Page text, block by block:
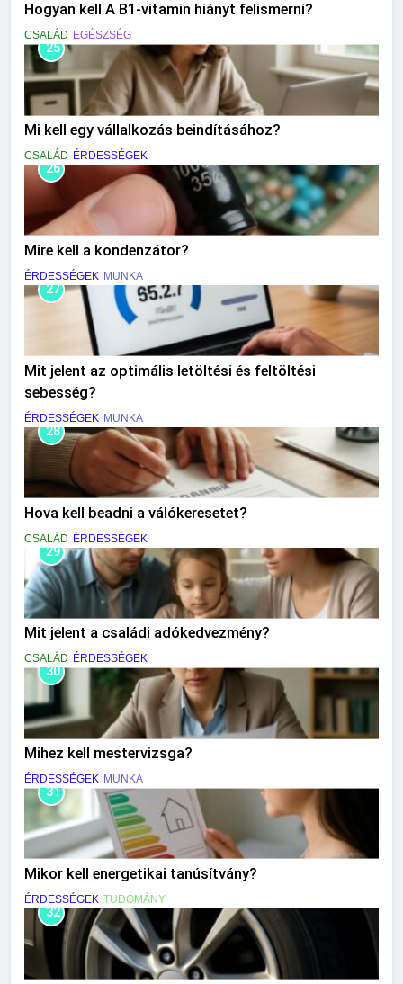
Hogyan kell A B1-vitamin hiányt felismerni?
CSALÁD EGÉSZSÉG
25
Mi kell egy vállalkozás beindításához?
CSALÁD ÉRDESSÉGEK
26
Mire kell a kondenzátor?
ÉRDESSÉGEK MUNKA
27
Mit jelent az optimális letöltési és feltöltési
sebesség?
ÉRDESSÉGEK MUNKA
28
Hova kell beadni a válókeresetet?
CSALÁD ÉRDESSÉGEK
29
Mit jelent a családi adókedvezmény?
CSALÁD ÉRDESSÉGEK
30
Mihez kell mestervizsga?
ÉRDESSÉGEK MUNKA
31
Mikor kell energetikai tanúsítvány?
ÉRDESSÉGEK TUDOMÁNY
32